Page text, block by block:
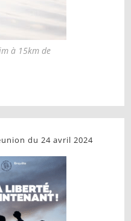
à 15km de
du 24 avril 2024